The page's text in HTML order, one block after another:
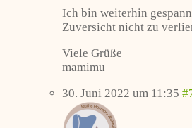
Ich bin weiterhin
Zuversicht nicht zu
Viele Grüße
mamimu
30. Juni 2022 um 11:35